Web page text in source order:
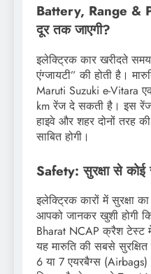
Battery, Range &
दूर तक जाएगी?
इलेक्ट्रिक कार खरीदते
एंग्जायटी” की होती है।
Maruti Suzuki e-Vitara
km रेंज दे सकती है। इस
हाइवे और शहर दोनों तरह
साबित होगी।
Safety: सुरक्षा से कोई
इलेक्ट्रिक कारों में सुरक्षा
आपको जानकर खुशी होगी
Bharat NCAP क्रैश टेस्ट
यह मारुति की सबसे
6 या 7 एयरबैग्स